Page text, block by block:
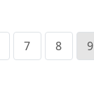
7 8 9